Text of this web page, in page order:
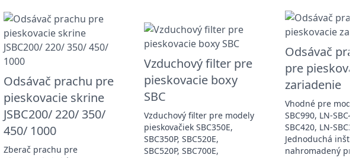
Odsávač prachu pre
pieskovacie skrine
JSBC200/ 220/ 350/
450/ 1000
Zberač prachu pre
Vzduchový filter pre
pieskovacie boxy
SBC
Vzduchový filter pre modely
pieskovačiek SBC350E,
SBC350P, SBC520E,
SBC520P, SBC700E,
Odsávač
pre
zariadenie
Vhodné pre
SBC990, LN-
SBC420, LN-
Jednoduchá
nahromadený